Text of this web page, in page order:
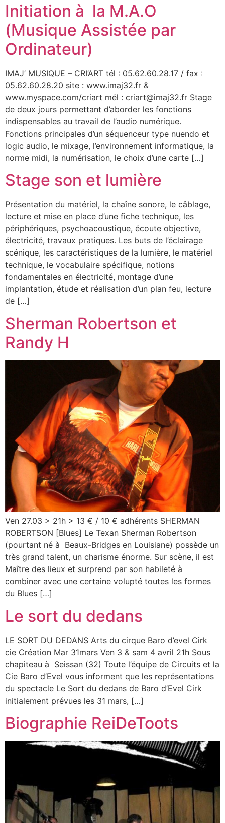
Initiation à la M.A.O
(Musique Assistée par
Ordinateur)
IMAJ’ MUSIQUE – CRI’ART tél : 05.62.60.28.17 / fax :
05.62.60.28.20 site : www.imaj32.fr &
www.myspace.com/criart mél : criart@imaj32.fr Stage
de deux jours permettant d’aborder les fonctions
indispensables au travail de l’audio numérique.
Fonctions principales d’un séquenceur type nuendo et
logic audio, le mixage, l’environnement informatique, la
norme midi, la numérisation, le choix d’une carte […]
Stage son et lumière
Présentation du matériel, la chaîne sonore, le câblage,
lecture et mise en place d’une fiche technique, les
périphériques, psychoacoustique, écoute objective,
électricité, travaux pratiques. Les buts de l’éclairage
scénique, les caractéristiques de la lumière, le matériel
technique, le vocabulaire spécifique, notions
fondamentales en électricité, montage d’une
implantation, étude et réalisation d’un plan feu, lecture
de […]
Sherman Robertson et
Randy H
Ven 27.03 > 21h > 13 € / 10 € adhérents SHERMAN
ROBERTSON [Blues] Le Texan Sherman Robertson
(pourtant né à Beaux-Bridges en Louisiane) possède un
très grand talent, un charisme énorme. Sur scène, il est
Maître des lieux et surprend par son habileté à
combiner avec une certaine volupté toutes les formes
du Blues […]
Le sort du dedans
LE SORT DU DEDANS Arts du cirque Baro d’evel Cirk
cie Création Mar 31mars Ven 3 & sam 4 avril 21h Sous
chapiteau à Seissan (32) Toute l’équipe de Circuits et la
Cie Baro d’Evel vous informent que les représentations
du spectacle Le Sort du dedans de Baro d’Evel Cirk
initialement prévues les 31 mars, […]
Biographie ReiDeToots